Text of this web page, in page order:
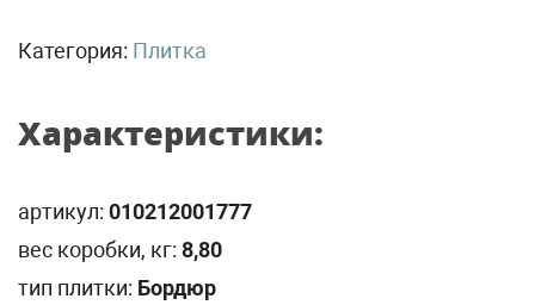
Категория: Плитка
Характеристики:
артикул: 010212001777
вес коробки, кг: 8,80
тип плитки: Бордюр